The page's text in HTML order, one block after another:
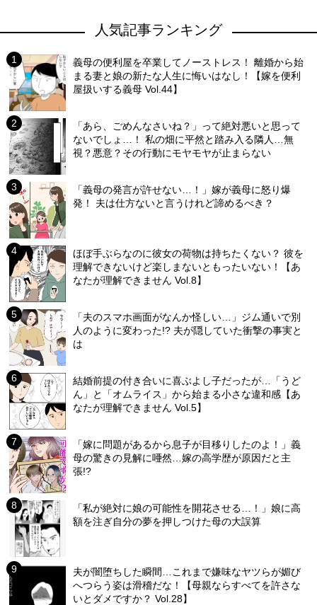
人気記事ランキング
義母の便利屋を卒業してノーストレス！ 離婚から始
まる妻と娘の新たな人生に悔いはなし！【嫁を便利
屋扱いする義母 Vol.44】
「あら、ごめんなさいね？」って絶対悪いと思って
ないでしょ…！ 私の畑に平然と踏み入る隣人…無
視？悪意？その行動にモヤモヤが止まらない
「義母の発言が許せない…！」嫁が義母に怒り爆
発！ 夫は仕方ないと言うけれど諦めるべき？
ほぼ手ぶらなのに彼女の荷物は持ちたくない？ 彼を
理解できないけど楽しまないともったいない！【あ
なたが理解できません Vol.8】
「夫のスマホ画面がなんか怪しい…」ジム通いで別
人のように変わった!? 夫が隠していた衝撃の事実と
は
結婚前提の付き合いに喜ぶよし子だったが…「うど
ん」と「オムライス」から始まる小さな違和感【あ
なたが理解できません Vol.5】
「嫁に問題があるから息子が目移りしたのよ！」義
母の驚きの見解に唖然…嫁の高学歴が原因だと主
張!?
「私が絶対に娘の可能性を開花させる…！」娘に高
額を注ぎ自分の夢を押しつけた母の大誤算
夫が闇堕ちした瞬間…これまで嫌味なヤツらが媚び
へつらう姿は滑稽だな！【母親ならすべてを許さな
いとダメですか？ Vol.28】